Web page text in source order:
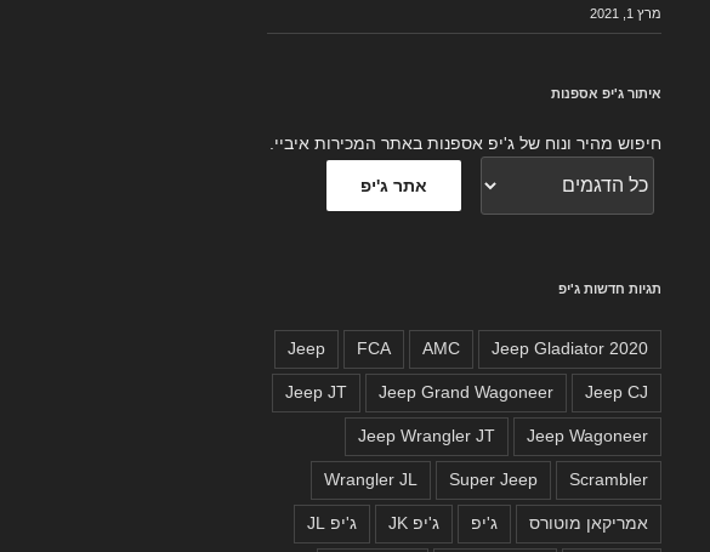
מרץ 1, 2021
איתור ג'יפ אספנות
חיפוש מהיר ונוח של ג'יפ אספנות באתר המכירות איביי.
תגיות חדשות ג'יפ
2020 Jeep Gladiator
AMC
FCA
Jeep
Jeep CJ
Jeep Grand Wagoneer
Jeep JT
Jeep Wagoneer
Jeep Wrangler JT
Scrambler
Super Jeep
Wrangler JL
אמריקאן מוטורס ג'יפ ג'יפ JK ג'יפ JL